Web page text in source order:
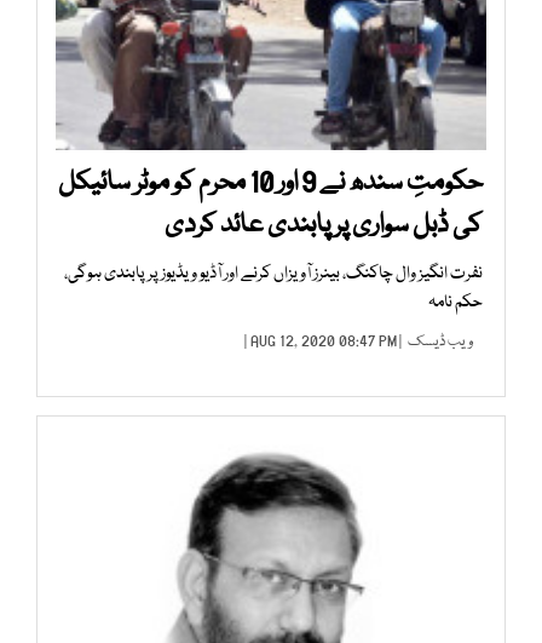
حکومتِ سندھ نے 9 اور 10 محرم کو موٹر سائیکل
کی ڈبل سواری پر پابندی عائد کردی
نفرت انگیز وال چاکنگ، بینرز آویزاں کرنے اور آڈیو ویڈیوز پر پابندی ہوگی،
حکم نامہ
ویب ڈیسک | AUG 12, 2020 08:47 PM |